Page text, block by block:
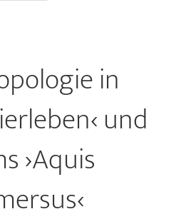
in
und
›Aquis